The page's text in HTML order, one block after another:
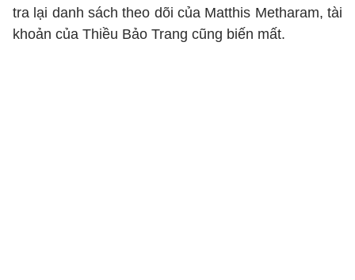
tra lại danh sách theo dõi của Matthis Metharam, tài
khoản của Thiều Bảo Trang cũng biến mất.